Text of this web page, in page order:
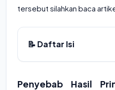
tersebut silahkan baca
📝 Daftar Isi
Penyebab Hasil